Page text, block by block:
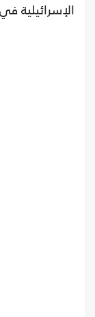
الإسرائيلية